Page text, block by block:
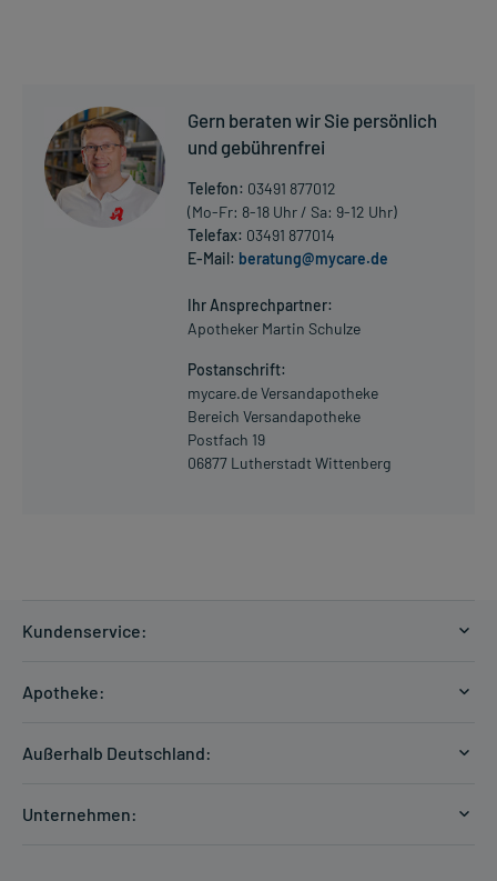
Gern beraten wir Sie persönlich
und gebührenfrei
Telefon: 03491 877012
(Mo-Fr: 8-18 Uhr / Sa: 9-12 Uhr)
Telefax: 03491 877014
E-Mail: beratung@mycare.de
Ihr Ansprechpartner:
Apotheker Martin Schulze
Postanschrift:
mycare.de Versandapotheke
Bereich Versandapotheke
Postfach 19
06877 Lutherstadt Wittenberg
Kundenservice:
Zahlungsarten
Hilfe
Apotheke:
Außerhalb Deutschland:
Unternehmen: